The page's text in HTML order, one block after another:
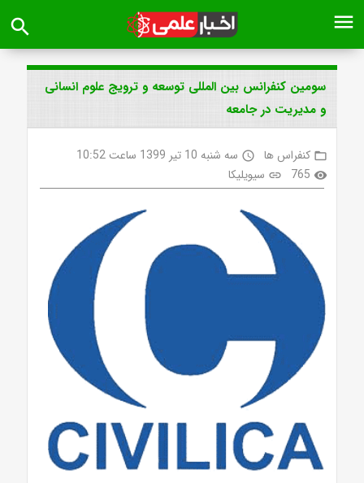
menu
search
سومین کنفرانس بین المللی توسعه و ترویج علوم انسانی
و مدیریت در جامعه
folder_open کنفراس ها access_time سه شنبه 10 تیر 1399 ساعت 10:52
visibility
765
link سیویلیکا